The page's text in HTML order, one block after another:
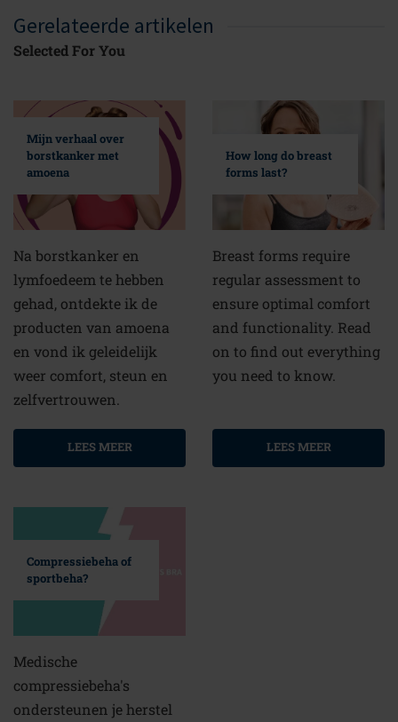
Gerelateerde artikelen
Selected For You
Mijn verhaal over
borstkanker met
amoena
Na borstkanker en
lymfoedeem te hebben
gehad, ontdekte ik de
producten van amoena
en vond ik geleidelijk
weer comfort, steun en
zelfvertrouwen.
LEES MEER
How long do breast
forms last?
Breast forms require
regular assessment to
ensure optimal comfort
and functionality. Read
on to find out everything
you need to know.
LEES MEER
Compressiebeha of
sportbeha?
Medische
compressiebeha's
ondersteunen je herstel